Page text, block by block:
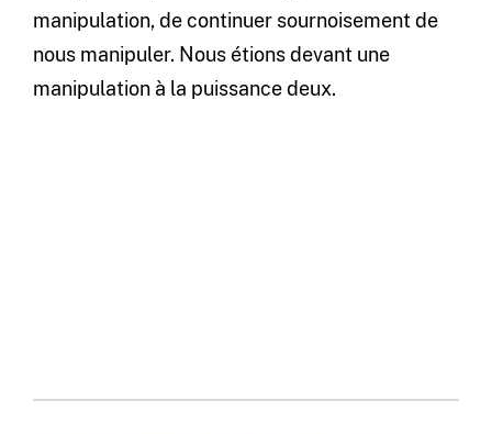
manipulation, de continuer sournoisement de
nous manipuler. Nous étions devant une
manipulation à la puissance deux.